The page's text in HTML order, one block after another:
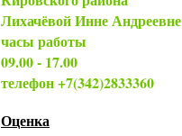
Лихачёвой Инне Андреевне
часы работы
09.00 - 17.00
телефон +7(342)2833360
Оценка